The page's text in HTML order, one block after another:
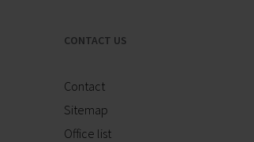
CONTACT US
Contact
Sitemap
Office list